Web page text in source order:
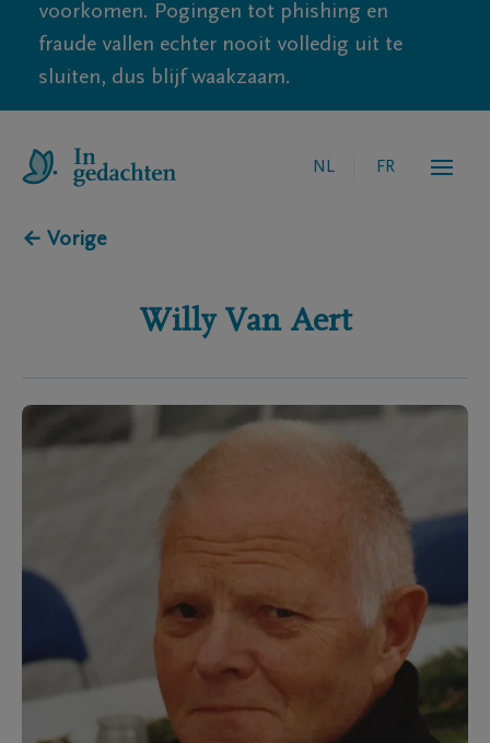
voorkomen. Pogingen tot phishing en
fraude vallen echter nooit volledig uit te
sluiten, dus blijf waakzaam.
NL FR
← Vorige
Willy Van Aert